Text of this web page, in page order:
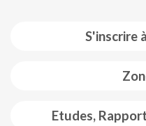
S'inscrire
Etudes,